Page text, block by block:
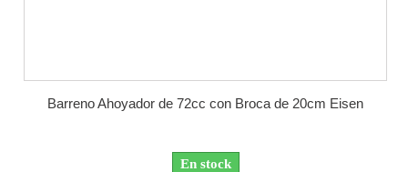
Barreno Ahoyador de 72cc con Broca de 20cm Eisen
En stock